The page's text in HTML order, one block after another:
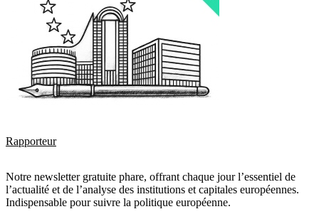
Rapporteur
Notre newsletter gratuite phare, offrant chaque jour l’essentiel de
l’actualité et de l’analyse des institutions et capitales européennes.
Indispensable pour suivre la politique européenne.